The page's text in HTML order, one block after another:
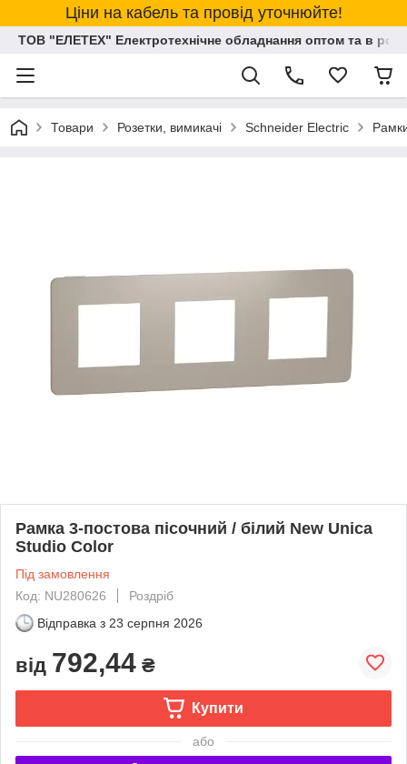
Ціни на кабель та провід уточнюйте!
ТОВ "ЕЛЕТЕХ" Електротехнічне обладнання оптом та в
Товари Розетки, вимикачі Schneider Electric
Рамка 3-постова пісочний / білий New Unica
Studio Color
Під замовлення
Код: NU280626
Роздріб
Відправка з 23 серпня 2026
від 792,44 ₴
Купити
або